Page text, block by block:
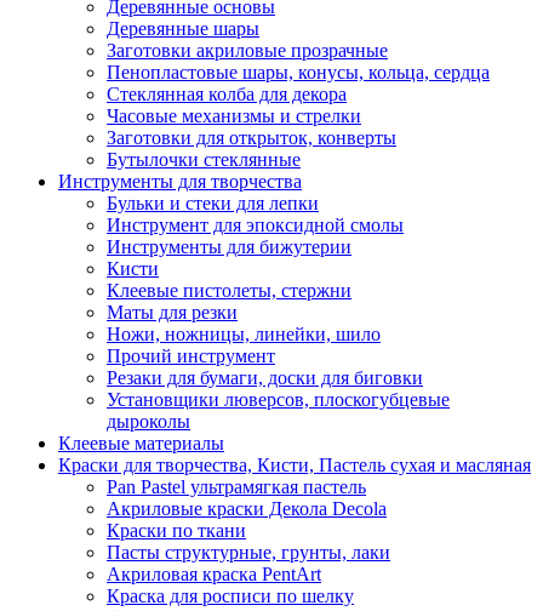
Деревянные основы
Деревянные шары
Заготовки акриловые прозрачные
Пенопластовые шары, конусы, кольца, сердца
Стеклянная колба для декора
Часовые механизмы и стрелки
Заготовки для открыток, конверты
Бутылочки стеклянные
Инструменты для творчества
Бульки и стеки для лепки
Инструмент для эпоксидной смолы
Инструменты для бижутерии
Кисти
Клеевые пистолеты, стержни
Маты для резки
Ножи, ножницы, линейки, шило
Прочий инструмент
Резаки для бумаги, доски для биговки
Установщики люверсов, плоскогубцевые
дыроколы
Клеевые материалы
Краски для творчества, Кисти, Пастель сухая и масляная
Pan Pastel ультрамягкая пастель
Акриловые краски Декола Decola
Краски по ткани
Пасты структурные, грунты, лаки
Акриловая краска PentArt
Краска для росписи по шелку